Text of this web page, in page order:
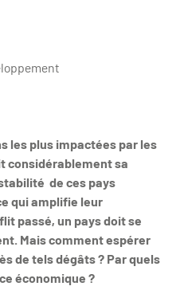
les plus impactées par les
considérablement sa
de ces pays
qui amplifie leur
passé, un pays doit se
Mais comment espérer
de tels dégâts ? Par quels
économique ?